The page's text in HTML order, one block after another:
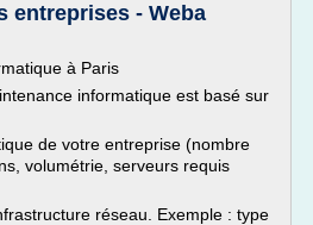
entreprises - Weba
à Paris
informatique est basé sur
de votre entreprise (nombre
volumétrie, serveurs requis
réseau. Exemple : type